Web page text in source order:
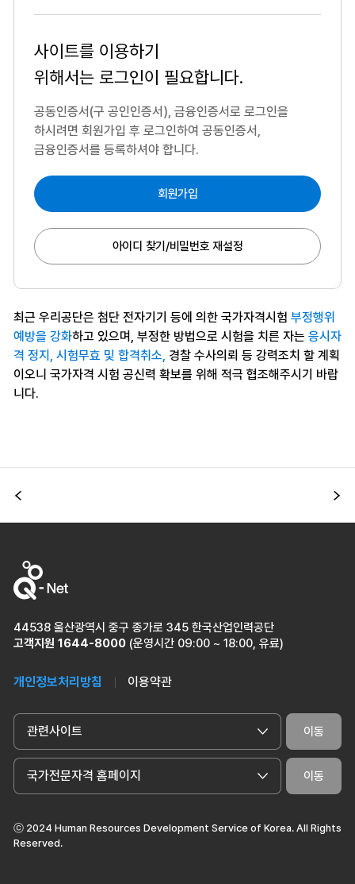
사이트를 이용하기
위해서는 로그인이 필요합니다.
공동인증서(구 공인인증서), 금융인증서로 로그인을
하시려면 회원가입 후 로그인하여 공동인증서,
금융인증서를 등록하셔야 합니다.
회원가입
아이디 찾기/비밀번호 재설정
최근 우리공단은 첨단 전자기기 등에 의한 국가자격시험 부정행위
예방을 강화하고 있으며, 부정한 방법으로 시험을 치른 자는 응시자
격 정지, 시험무효 및 합격취소, 경찰 수사의뢰 등 강력조치 할 계획
이오니 국가자격 시험 공신력 확보를 위해 적극 협조해주시기 바랍
니다.
이전
44538 울산광역시 중구 종가로 345 한국산업인력공단
고객지원 1644-8000 (운영시간 09:00 ~ 18:00, 유료)
개인정보처리방침 이용약관
관련사이트 이동
국가전문자격 홈페이지 이동
ⓒ 2024 Human Resources Development Service of Korea. All Rights
Reserved.